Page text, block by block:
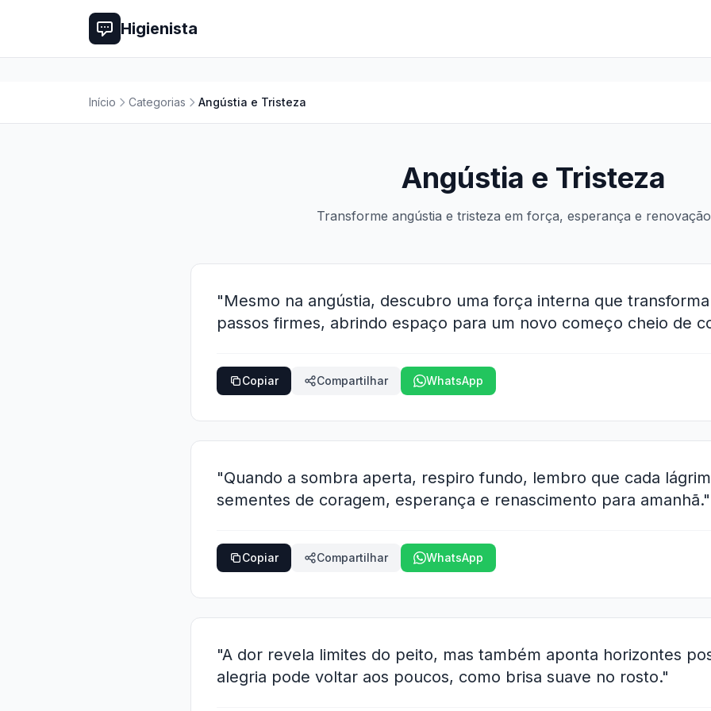
Higienista
Início Categorias Angústia e Tristeza
Angústia e Tristeza
Transforme angústia e tristeza em força, esperança e
"Mesmo na angústia, descubro uma força interna que
passos firmes, abrindo espaço para um novo começo cheio de
Copiar Compartilhar WhatsApp
"Quando a sombra aperta, respiro fundo, lembro que cada
sementes de coragem, esperança e renascimento para amanhã."
Copiar Compartilhar WhatsApp
"A dor revela limites do peito, mas também aponta horizontes
alegria pode voltar aos poucos, como brisa suave no rosto."